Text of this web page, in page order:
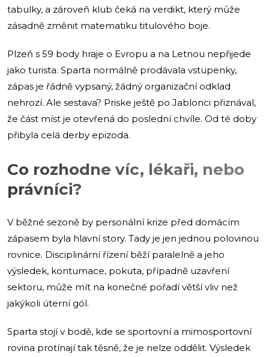
tabulky, a zároveň klub čeká na verdikt, který může
zásadně změnit matematiku titulového boje.
Plzeň s 59 body hraje o Evropu a na Letnou nepřijede
jako turista. Sparta normálně prodávala vstupenky,
zápas je řádně vypsaný, žádný organizační odklad
nehrozí. Ale sestava? Priske ještě po Jablonci přiznával,
že část míst je otevřená do poslední chvíle. Od té doby
přibyla celá derby epizoda.
Co rozhodne víc, lékaři, nebo
právníci?
V běžné sezoně by personální krize před domácím
zápasem byla hlavní story. Tady je jen jednou polovinou
rovnice. Disciplinární řízení běží paralelně a jeho
výsledek, kontumace, pokuta, případně uzavření
sektoru, může mít na konečné pořadí větší vliv než
jakýkoli úterní gól.
Sparta stojí v bodě, kde se sportovní a mimosportovní
rovina protínají tak těsně, že je nelze oddělit. Výsledek